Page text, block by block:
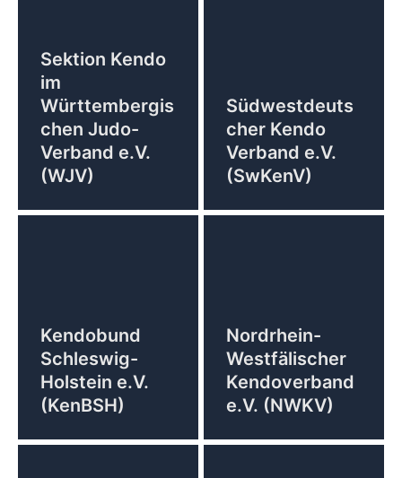
Sektion Kendo
im
Württembergis
chen Judo-
Verband e.V.
(WJV)
Südwestdeuts
cher Kendo
Verband e.V.
(SwKenV)
Kendobund
Schleswig-
Holstein e.V.
(KenBSH)
Nordrhein-
Westfälischer
Kendoverband
e.V. (NWKV)